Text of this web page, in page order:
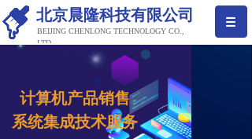
北京晨隆科技有限公司
BEIJING CHENLONG TECHNOLOGY CO.,
LTD
计算机产品销售
系统集成技术服务